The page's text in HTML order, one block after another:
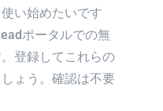
い始めたいです
ポータルでの無
登録してこれらの
ょう。確認は不要